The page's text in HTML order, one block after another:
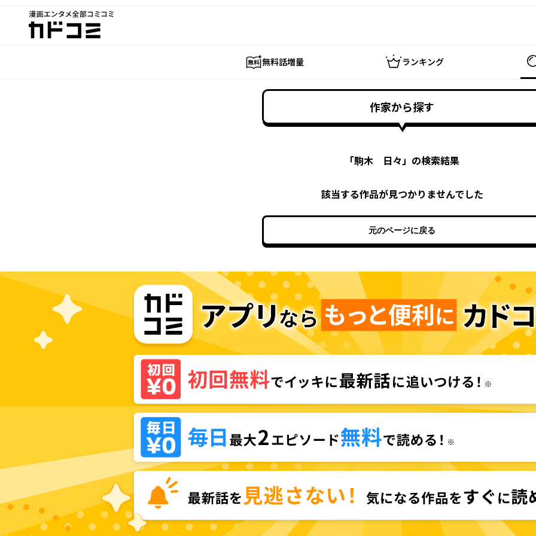
漫画エンタメ全部コミコミ
カドコミ
無料話増量 ランキング
作家から探す
「駒木 日々」の検索結果
該当する作品が見つかりませんでした
元のページに戻る